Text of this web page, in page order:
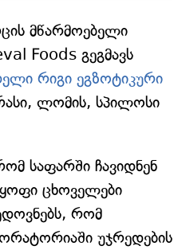
მწარმოებელი
Foods გეგმავს
რიგი ეგზოტიკური
ლომის, სპილოსი
საფარში ჩავიდნენ
ცხოველები
რომ
უჯრედების